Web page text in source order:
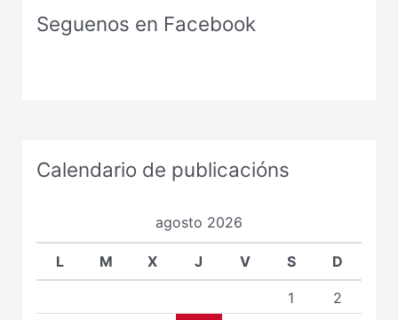
Seguenos en Facebook
Calendario de publicacións
agosto 2026
L M X J V S D
1
2